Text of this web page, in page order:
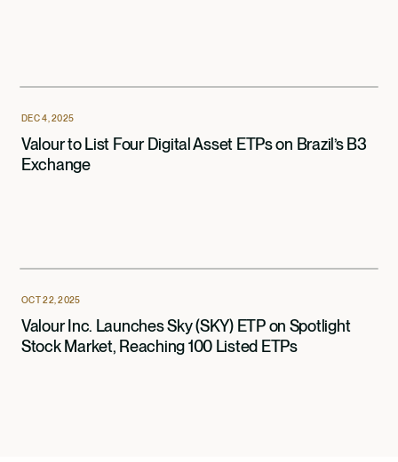
DEC 4, 2025
Valour to List Four Digital Asset ETPs on Brazil’s B3
Exchange
OCT 22, 2025
Valour Inc. Launches Sky (SKY) ETP on Spotlight
Stock Market, Reaching 100 Listed ETPs